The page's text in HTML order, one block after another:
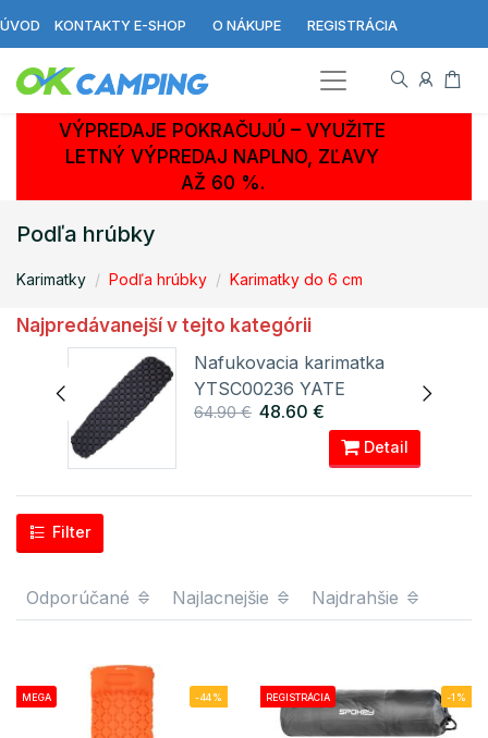
ÚVOD KONTAKTY E-SHOP O NÁKUPE REGISTRÁCIA
VÝPREDAJE POKRAČUJÚ – VYUŽITE
LETNÝ VÝPREDAJ NAPLNO, ZĽAVY
AŽ 60 %.
Podľa hrúbky
Karimatky Podľa hrúbky Karimatky do 6 cm
Najpredávanejší v tejto kategórii
Nafukovacia karimatka
YTSC00236 YATE
64.90 € 48.60 €
Detail
Filter
Odporúčané Najlacnejšie Najdrahšie
MEGA -44% REGISTRÁCIA -1%